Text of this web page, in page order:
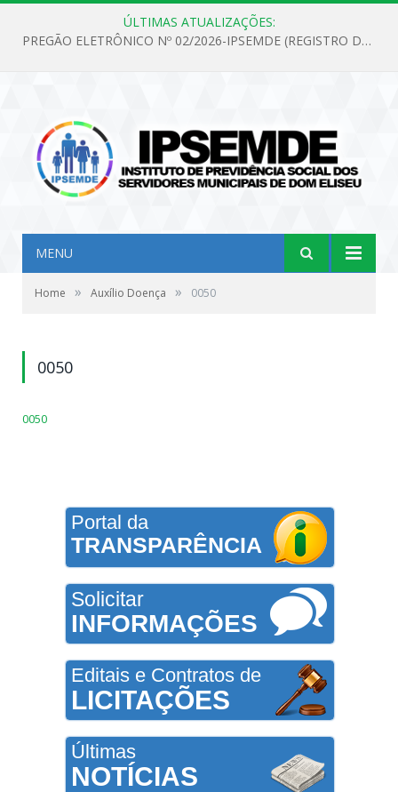
ÚLTIMAS ATUALIZAÇÕES:
PREGÃO ELETRÔNICO Nº 02/2026-IPSEMDE (REGISTRO DE PREÇOS PARA FUTURA E EVENTUAL AQUISIÇÃO DE MATERIAL DE LIMPEZA E GÊNEROS ALIMENTÍCIOS PARA ATENDER AS NECESSIDADES DO INSTITUTO DE PREVIDÊNCIA SOCIAL DOS SERVIDORES MUNICIPAIS DE DOM ELISEU.)
MENU
Home » Auxílio Doença » 0050
0050
0050
Portal da
TRANSPARÊNCIA
Solicitar
INFORMAÇÕES
Editais e Contratos de
LICITAÇÕES
Últimas
NOTÍCIAS